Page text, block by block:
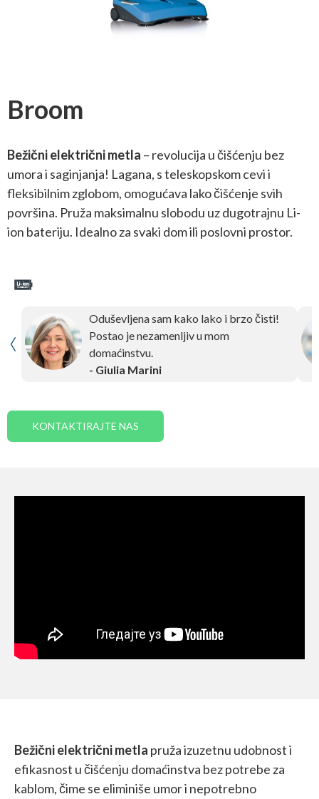
Broom
Bežični električni metla – revolucija u čišćenju bez
umora i saginjanja! Lagana, s teleskopskom cevi i
fleksibilnim zglobom, omogućava lako čišćenje svih
površina. Pruža maksimalnu slobodu uz dugotrajnu Li-
ion bateriju. Idealno za svaki dom ili poslovni prostor.
Oduševljena sam kako lako i brzo čisti!
Postao je nezamenljiv u mom
domaćinstvu.
- Giulia Marini
KONTAKTIRAJTE NAS
Bežični električni metla pruža izuzetnu udobnost i
efikasnost u čišćenju domaćinstva bez potrebe za
kablom, čime se eliminiše umor i nepotrebno